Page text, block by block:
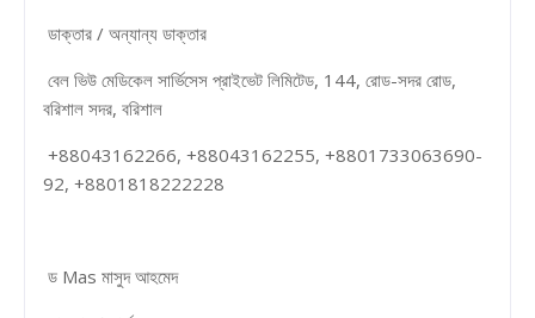
ডাক্তার / অন্যান্য ডাক্তার
বেল ভিউ মেডিকেল সার্ভিসেস প্রাইভেট লিমিটেড, 144, রোড-সদর রোড,
বরিশাল সদর, বরিশাল
+88043162266, +88043162255, +8801733063690-
92, +8801818222228
ড Mas মাসুদ আহমেদ